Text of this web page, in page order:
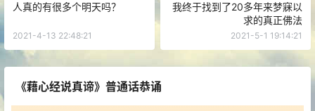
人真的有很多个明天吗？
2021-4-13 22:48:21
我终于找到了20多年来梦寐以
求的真正佛法
2021-5-1 19:14:21
《藉心经说真谛》普通话恭诵